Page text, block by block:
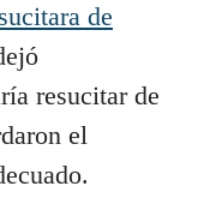
de
resucitar de
el